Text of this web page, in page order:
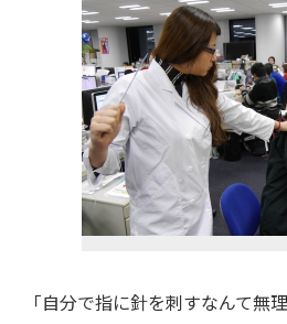
「自分で指に針を刺すなんて無